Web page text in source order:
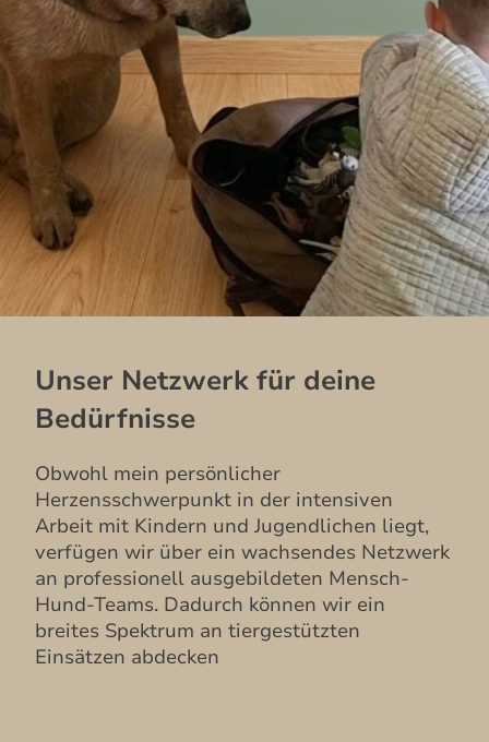
Unser Netzwerk für deine
Bedürfnisse
Obwohl mein persönlicher
Herzensschwerpunkt in der intensiven
Arbeit mit Kindern und Jugendlichen liegt,
verfügen wir über ein wachsendes Netzwerk
an professionell ausgebildeten Mensch-
Hund-Teams. Dadurch können wir ein
breites Spektrum an tiergestützten
Einsätzen abdecken